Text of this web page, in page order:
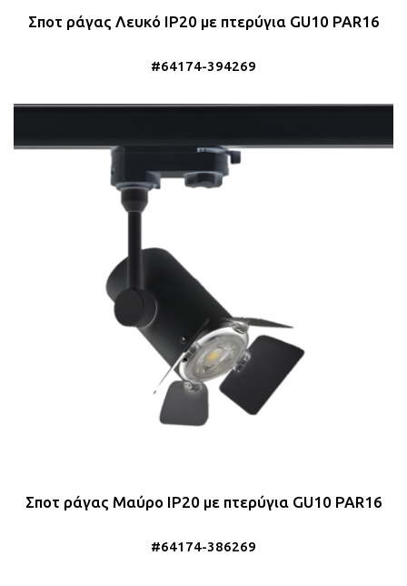
Σποτ ράγας Λευκό IP20 με πτερύγια GU10 PAR16
#64174-394269
Σποτ ράγας Μαύρο IP20 με πτερύγια GU10 PAR16
#64174-386269